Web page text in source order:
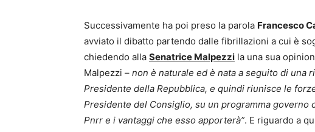
Successivamente ha poi preso la parola Francesco
avviato il dibatto partendo dalle fibrillazioni a cui è
chiedendo alla Senatrice Malpezzi la una sua
Malpezzi – non è naturale ed è nata a seguito di una
Presidente della Repubblica, e quindi riunisce le
Presidente del Consiglio, su un programma
Pnrr e i vantaggi che esso apporterà”. E riguardo a